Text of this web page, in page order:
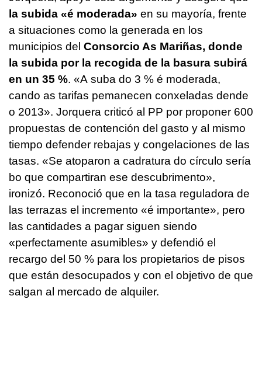
la subida «é moderada» en su mayoría, frente
a situaciones como la generada en los
municipios del Consorcio As Mariñas, donde
la subida por la recogida de la basura subirá
en un 35 %. «A suba do 3 % é moderada,
cando as tarifas pemanecen conxeladas dende
o 2013». Jorquera criticó al PP por proponer 600
propuestas de contención del gasto y al mismo
tiempo defender rebajas y congelaciones de las
tasas. «Se atoparon a cadratura do círculo sería
bo que compartiran ese descubrimento»,
ironizó. Reconoció que en la tasa reguladora de
las terrazas el incremento «é importante», pero
las cantidades a pagar siguen siendo
«perfectamente asumibles» y defendió el
recargo del 50 % para los propietarios de pisos
que están desocupados y con el objetivo de que
salgan al mercado de alquiler.